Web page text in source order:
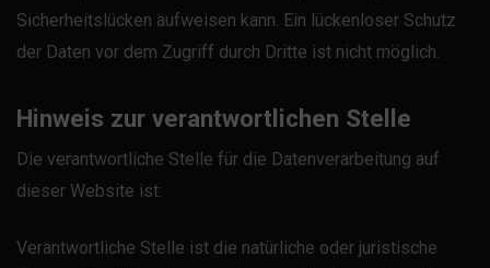
Sicherheitslücken aufweisen kann. Ein lückenloser Schutz
der Daten vor dem Zugriff durch Dritte ist nicht möglich.
Hinweis zur verantwortlichen Stelle
Die verantwortliche Stelle für die Datenverarbeitung auf
dieser Website ist:
Verantwortliche Stelle ist die natürliche oder juristische